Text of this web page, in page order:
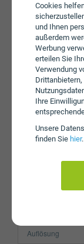
Cookies
und Ihnen
außerdem
Werbung
erteilen Sie
Verwendung
Ihre
Unsere
finden Sie hier.
Gerät
Akku
Speicherkarte
Betriebssystem
Prozessor
Arbeitsspeicher
SIM-Karte
Auflösung